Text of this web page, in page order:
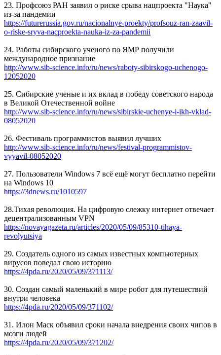
23. Профсоюз РАН заявил о риске срыва нацпроекта "Наука"
из-за пандемии
https://futurerussia.gov.ru/nacionalnye-proekty/profsouz-ran-zaavil-
o-riske-sryva-nacproekta-nauka-iz-za-pandemii
24. Работы сибирского ученого по ЯМР получили
международное признание
http://www.sib-science.info/ru/news/raboty-sibirskogo-uchenogo-
12052020
25. Сибирские ученые и их вклад в победу советского народа
в Великой Отечественной войне
http://www.sib-science.info/ru/news/sibirskie-uchenye-i-ikh-vklad-
08052020
26. Фестиваль программистов выявил лучших
http://www.sib-science.info/ru/news/festival-programmistov-
vyyavil-08052020
27. Пользователи Windows 7 всё ещё могут бесплатно перейти
на Windows 10
https://3dnews.ru/1010597
28.Тихая революция. На цифровую слежку интернет отвечает
децентрализованным VPN
https://novayagazeta.ru/articles/2020/05/09/85310-tihaya-
revolyutsiya
29. Создатель одного из самых известных компьютерных
вирусов поведал свою историю
https://4pda.ru/2020/05/09/371113/
30. Создан самый маленький в мире робот для путешествий
внутри человека
https://4pda.ru/2020/05/09/371102/
31. Илон Маск объявил сроки начала внедрения своих чипов в
мозги людей
https://4pda.ru/2020/05/09/371202/